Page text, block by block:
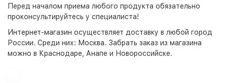
Перед началом приема любого продукта обязательно
проконсультируйтесь у специалиста!
Интернет-магазин осуществляет доставку в любой город
России. Среди них: Москва. Забрать заказ из магазина
можно в Краснодаре, Анапе и Новороссийске.